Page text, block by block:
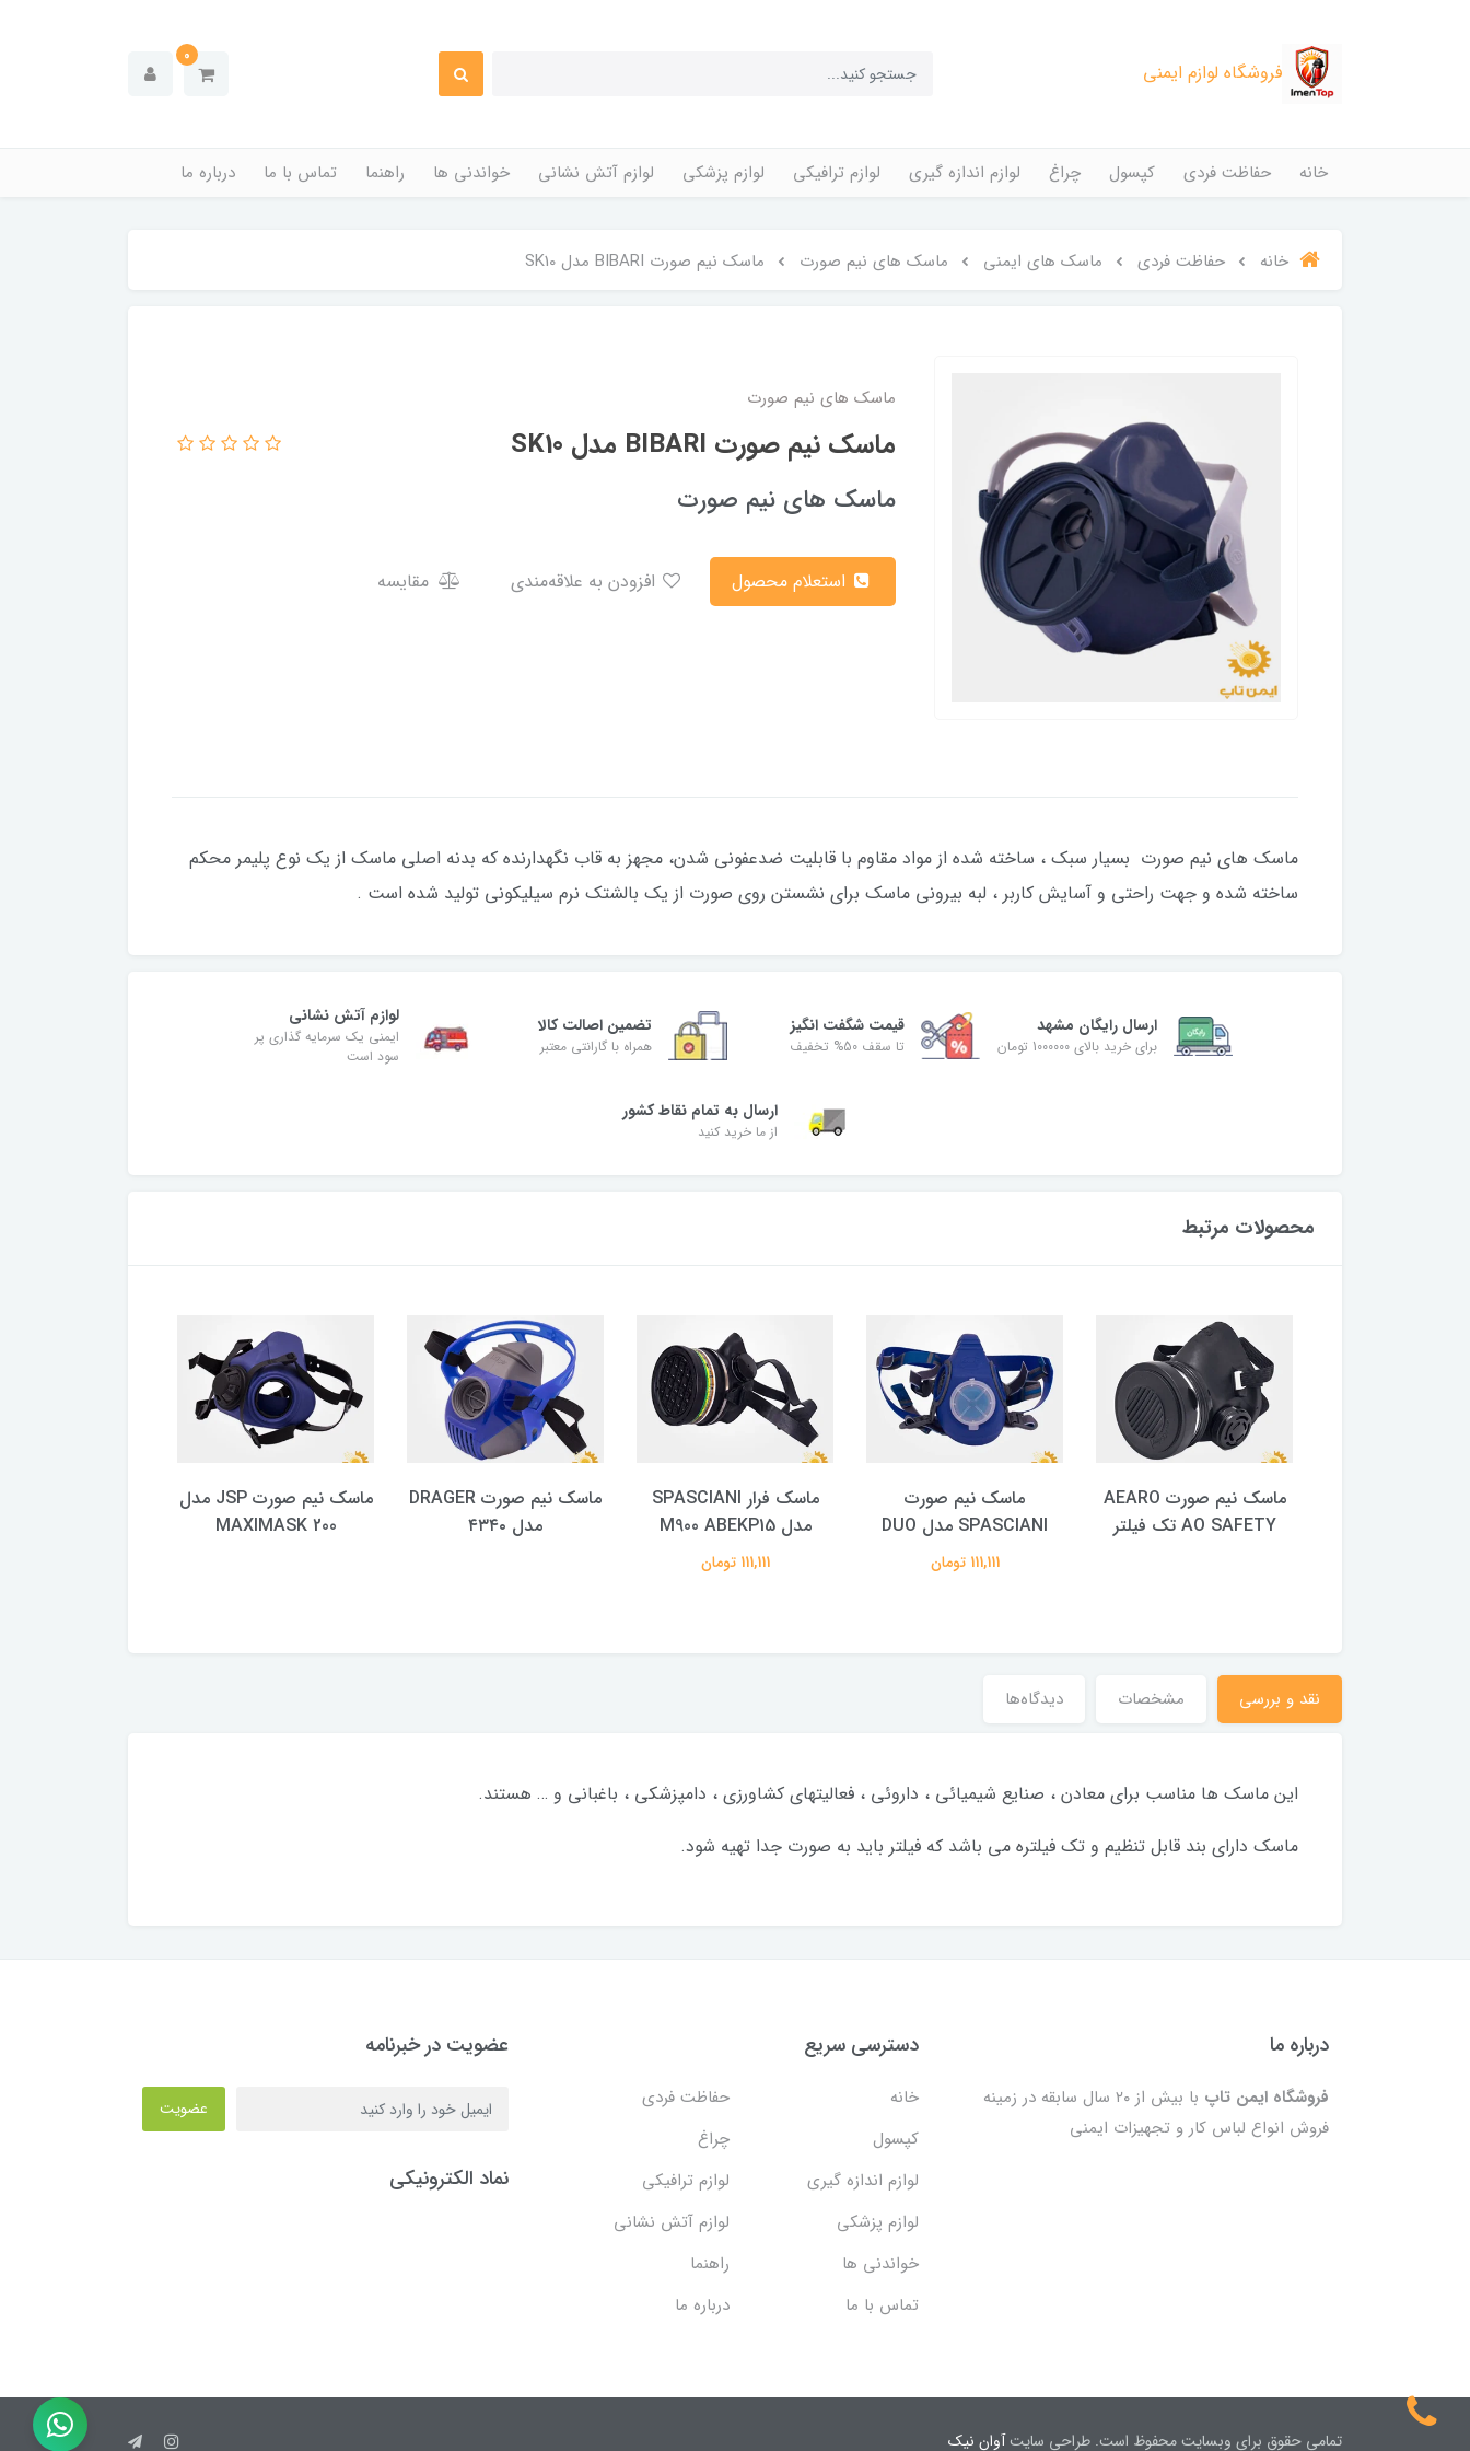
فروشگاه لوازم ایمنی
0
خانه حفاظت فردی کپسول چراغ لوازم اندازه گیری لوازم ترافیکی لوازم پزشکی لوازم آتش نشانی خواندنی ها راهنما تماس با ما درباره ما
خانه حفاظت فردی ماسک های ایمنی ماسک های نیم صورت ماسک نیم صورت BIBARI مدل SK10
ماسک های نیم صورت
ماسک نیم صورت BIBARI مدل SK10
ماسک های نیم صورت
مقایسه
ماسک های نیم صورت بسیار سبک ، ساخته شده از مواد مقاوم با قابلیت ضدعفونی شدن، مجهز به قاب نگهدارنده که بدنه اصلی ماسک از یک نوع پلیمر محکم
ساخته شده و جهت راحتی و آسایش کاربر ، لبه بیرونی ماسک برای نشستن روی صورت از یک بالشتک نرم سیلیکونی تولید شده است .
ارسال رایگان مشهد
برای خرید بالای 1000000 تومان
قیمت شگفت‌ انگیز
تا سقف 50% تخفیف
تضمین اصالت کالا
همراه با گارانتی معتبر
لوازم آتش نشانی
ایمنی یک سرمایه گذاری پر
سود است
ارسال به تمام نقاط کشور
از ما خرید کنید
محصولات مرتبط
ماسک نیم صورت AEARO
AO SAFETY تک فیلتر
ماسک نیم صورت
SPASCIANI مدل DUO
111,111 تومان
ماسک فرار SPASCIANI
مدل M900 ABEKP15
111,111 تومان
ماسک نیم صورت DRAGER
مدل ۴۳۴۰
ماسک نیم صورت JSP مدل
MAXIMASK 200
نقد و بررسی مشخصات دیدگاه‌ها
این ماسک ها مناسب برای معادن ، صنایع شیمیائی ، داروئی ، فعالیتهای کشاورزی ، دامپزشکی ، باغبانی و … هستند.
ماسک دارای بند قابل تنظیم و تک فیلتره می باشد که فیلتر باید به صورت جدا تهیه شود.
درباره ما
فروشگاه ایمن تاپ
با بیش از ۲۰ سال سابقه در زمینه
فروش انواع لباس کار و تجهیزات ایمنی
دسترسی سریع
خانه
حفاظت فردی
کپسول
چراغ
لوازم اندازه گیری
لوازم ترافیکی
لوازم پزشکی
لوازم آتش نشانی
خواندنی ها
راهنما
تماس با ما
درباره ما
عضویت در خبرنامه
عضویت
نماد الکترونیکی
تمامی حقوق برای وبسایت محفوظ است. طراحی سایتآوان نیک